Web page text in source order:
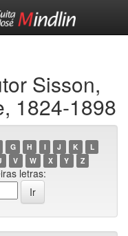
Sisson,
1824-1898
G H I J K
L
V W X Y Z
letras: